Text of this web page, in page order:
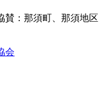
賛：那須町、那須地区
会